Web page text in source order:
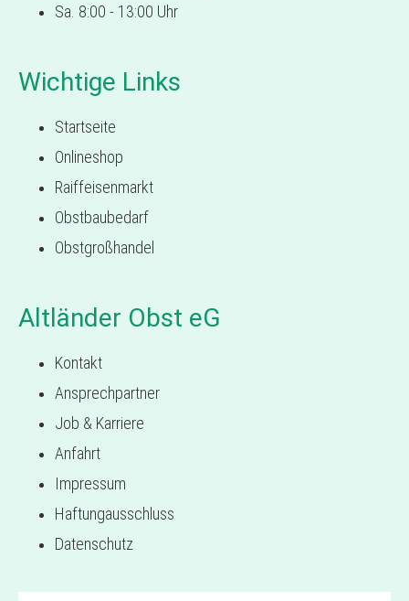
Sa. 8:00 - 13:00 Uhr
Wichtige Links
Startseite
Onlineshop
Raiffeisenmarkt
Obstbaubedarf
Obstgroßhandel
Altländer Obst eG
Kontakt
Ansprechpartner
Job & Karriere
Anfahrt
Impressum
Haftungausschluss
Datenschutz